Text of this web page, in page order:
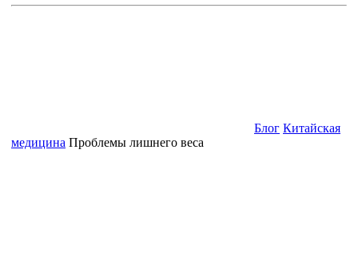
Блог Китайская
медицина Проблемы лишнего веса